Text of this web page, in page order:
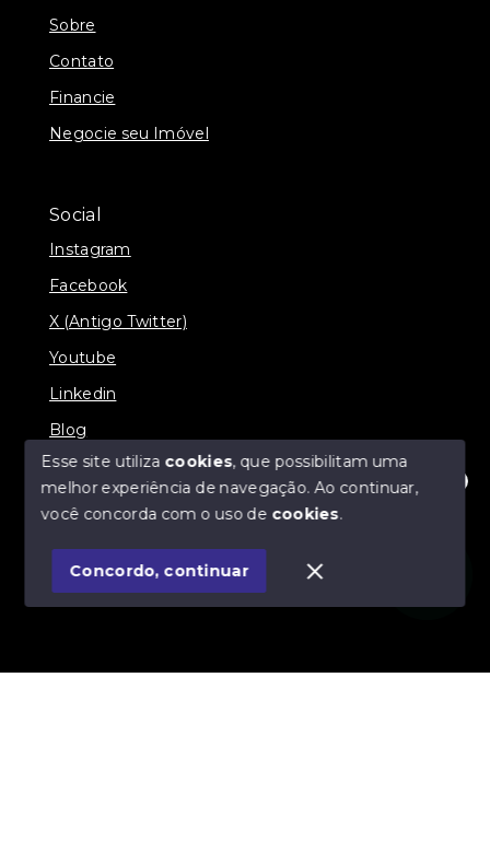
Olá! Estamos disponíveis para te ajudar.
Sobre
Contato
Financie
Negocie seu Imóvel
Social
Instagram
Facebook
X (Antigo Twitter)
Youtube
Linkedin
Blog
© Copyright 2026 - Imobiliária SÃO VICENTE
SITE PARA IMOBILIARIA
Esse site utiliza cookies, que possibilitam uma
melhor experiência de navegação.Ao continuar,
você concorda com o uso de cookies.
Concordo, continuar